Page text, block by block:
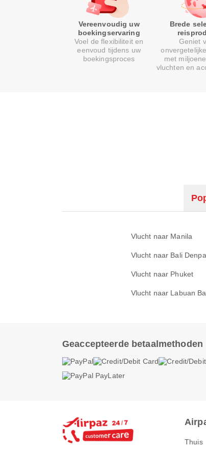
Vereenvoudig uw
boekingservaring
Voel de flexibiliteit en
eenvoud tijdens uw
boekingsproces
Brede
Geniet
met
vluchten en
Vlucht naar Manila
Vlucht naar Bali
Vlucht naar Phuket
Vlucht naar Labuan
Geaccepteerde betaalmethoden
Thuis